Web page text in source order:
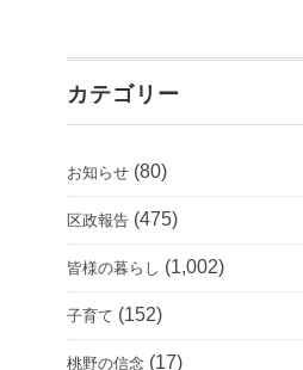
カテゴリー
お知らせ (80)
区政報告 (475)
皆様の暮らし (1,002)
子育て (152)
桃野の信念 (17)